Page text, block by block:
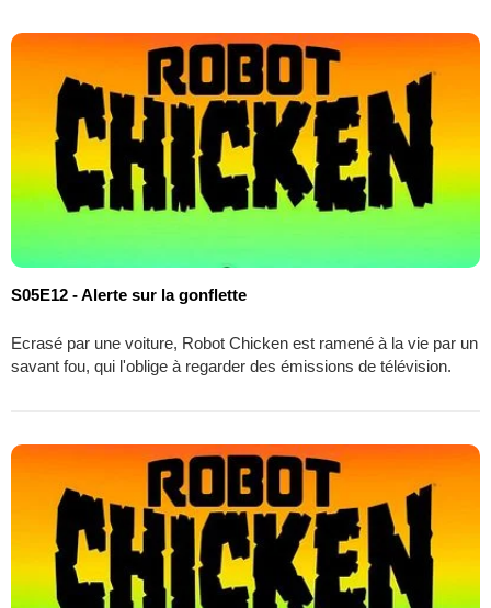
S05E12 - Alerte sur la gonflette
Ecrasé par une voiture, Robot Chicken est ramené à la vie par un
savant fou, qui l'oblige à regarder des émissions de télévision.